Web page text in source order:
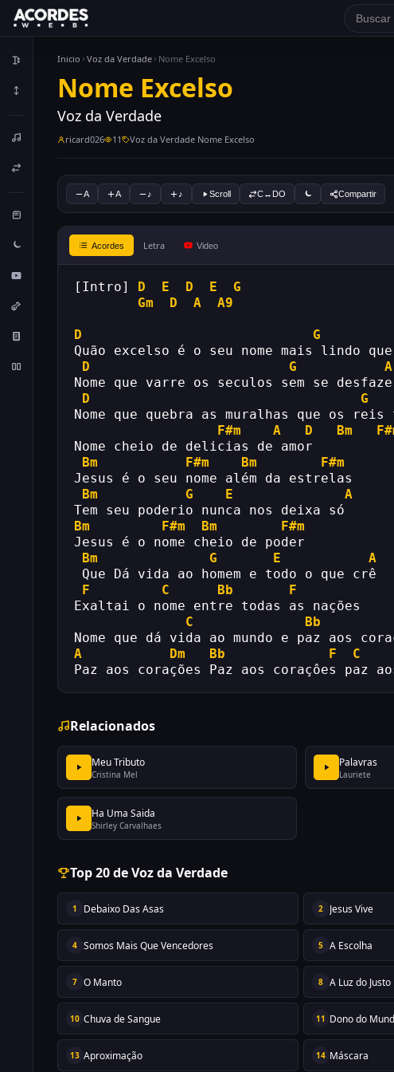
Inicio Voz da Verdade Nome Excelso
Nome Excelso
Voz da Verdade
ricard026 11 Voz da Verdade Nome Excelso
A A ♪ ♪ Scroll C↔DO Compartir
Acordes Letra Video
[Intro] D E D E
G
Gm
D A A9
D G
Quão excelso é o seu nome mais lindo
D
G
A
Nome que varre os seculos sem se
D
G
Nome que quebra as muralhas que os reis
F#m
A D Bm
Nome cheio de delicias de amor
Bm
F#m Bm
F#m
Jesus é o seu nome além da estrelas
Bm
G E
A
Tem seu poderio nunca nos deixa só
Bm
F#m Bm
F#m
Jesus é o nome cheio de poder
Bm
G E
A
Que Dá vida ao homem e todo o que crê
F
C Bb
F
Exaltai o nome entre todas as nações
C
Bb
Nome que dá vida ao mundo e paz aos
A
Dm Bb F C
Paz aos corações Paz aos coraçôes paz
Relacionados
Meu Tributo
Cristina Mel
Palavras
Lauriete
Ha Uma Saida
Shirley Carvalhaes
Top 20 de Voz da Verdade
1 Debaixo Das Asas 2 Jesus Vive
4 Somos Mais Que Vencedores 5 A Escolha
7 O Manto 8 A Luz do Justo
10 Chuva de Sangue 11 Dono do
13 Aproximação 14 Máscara